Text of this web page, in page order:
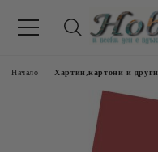
Начало Хартии,картони и други